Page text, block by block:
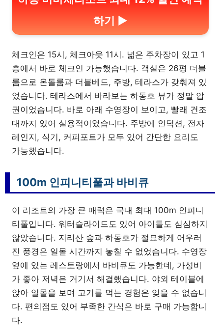
하기 ▶
체크인은 15시, 체크아웃 11시. 넓은 주차장이 있고 1
층에서 바로 체크인 가능했습니다. 객실은 26평 더블
룸으로 온돌룸과 더블베드, 주방, 테라스가 갖춰져 있
었습니다. 테라스에서 바라보는 하동호 뷰가 정말 압
권이었습니다. 바로 아래 수영장이 보이고, 빨래 건조
대까지 있어 실용적이었습니다. 주방에 인덕션, 전자
레인지, 식기, 커피포트가 모두 있어 간단한 요리도
가능했습니다.
100m 인피니티풀과 바비큐
이 리조트의 가장 큰 매력은 국내 최대 100m 인피니
티풀입니다. 워터슬라이드도 있어 아이들도 심심하지
않았습니다. 지리산 숲과 하동호가 절묘하게 어우러
진 풍경은 일몰 시간까지 놓칠 수 없었습니다. 수영장
옆에 있는 레스토랑에서 바비큐도 가능한데, 가성비
가 좋아 저녁은 거기서 해결했습니다. 야외 테이블에
앉아 일몰을 보며 고기를 먹는 경험은 잊을 수 없습니
다. 편의점도 있어 부족한 간식은 바로 구매 가능합니
다.